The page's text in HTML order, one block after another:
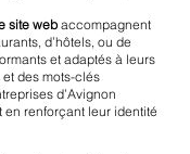
site webaccompagnent
d’hôtels, ou de
et adaptés à leurs
des mots-clés
d’Avignon
en renforçant leur identité